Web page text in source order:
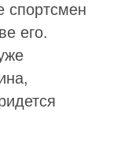
спортсмен
его.